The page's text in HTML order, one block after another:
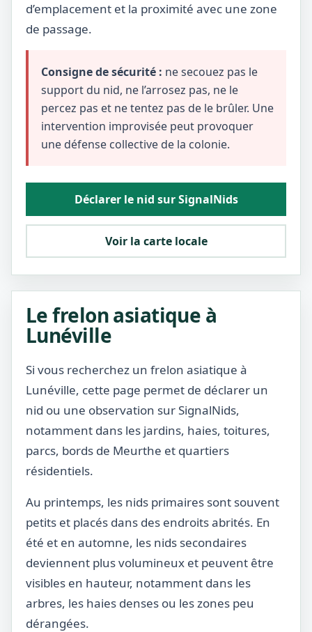
d’emplacement et la proximité avec une zone
de passage.
Consigne de sécurité : ne secouez pas le
support du nid, ne l’arrosez pas, ne le
percez pas et ne tentez pas de le brûler. Une
intervention improvisée peut provoquer
une défense collective de la colonie.
Déclarer le nid sur SignalNids
Voir la carte locale
Le frelon asiatique à
Lunéville
Si vous recherchez un frelon asiatique à
Lunéville, cette page permet de déclarer un
nid ou une observation sur SignalNids,
notamment dans les jardins, haies, toitures,
parcs, bords de Meurthe et quartiers
résidentiels.
Au printemps, les nids primaires sont souvent
petits et placés dans des endroits abrités. En
été et en automne, les nids secondaires
deviennent plus volumineux et peuvent être
visibles en hauteur, notamment dans les
arbres, les haies denses ou les zones peu
dérangées.